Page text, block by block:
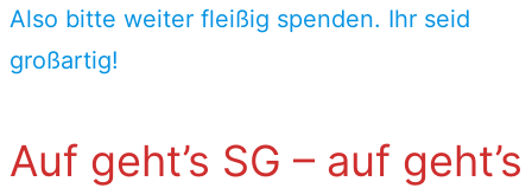
Also bitte weiter fleißig spenden. Ihr seid
großartig!
Auf geht’s SG – auf geht’s